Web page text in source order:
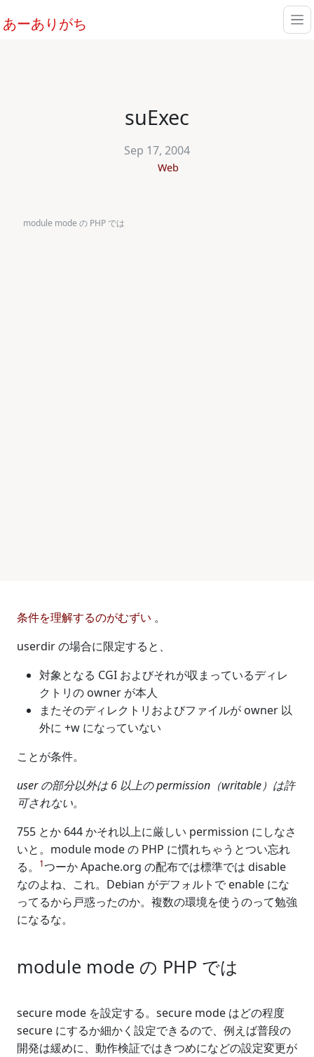
あーありがち
suExec
Sep 17, 2004
Web
module mode の PHP では
条件を理解するのがむずい 。
userdir の場合に限定すると、
対象となる CGI およびそれが収まっているディレ
クトリの owner が本人
またそのディレクトリおよびファイルが owner 以
外に +w になっていない
ことが条件。
user の部分以外は 6 以上の permission（writable）は許
可されない。
755 とか 644 かそれ以上に厳しい permission にしなさ
いと。module mode の PHP に慣れちゃうとつい忘れ
る。
1つーか Apache.org の配布では標準では disable
なのよね、これ。Debian がデフォルトで enable にな
ってるから戸惑ったのか。複数の環境を使うのって勉強
になるな。
module mode の PHP では
secure mode を設定する。secure mode はどの程度
secure にするか細かく設定できるので、例えば普段の
開発は緩めに、動作検証ではきつめになどの設定変更が